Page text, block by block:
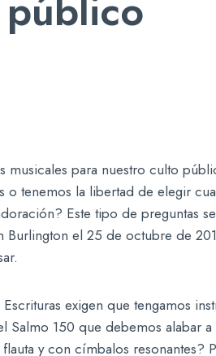
musicales para nuestro culto
o tenemos la libertad de elegir
Este tipo de preguntas
Burlington el 25 de octubre de
exigen que tengamos
Salmo 150 que debemos alabar
y con címbalos resonantes?